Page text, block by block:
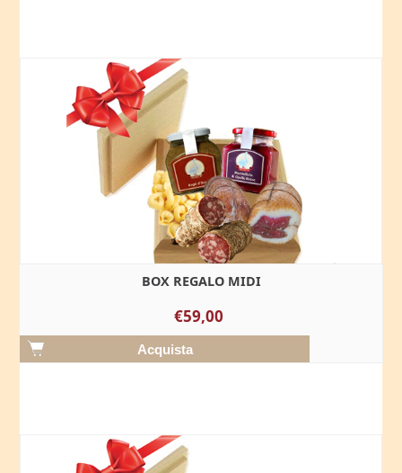
BOX REGALO MIDI
€59,00